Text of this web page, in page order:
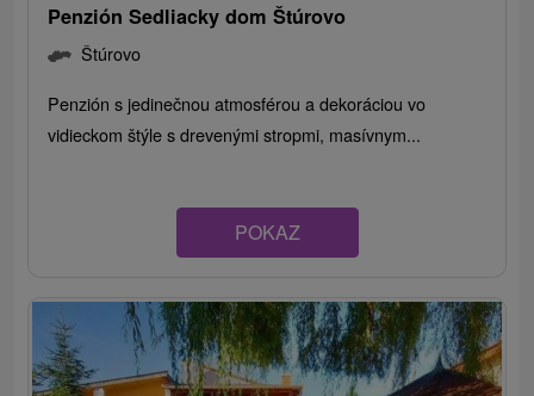
Penzión Sedliacky dom Štúrovo
Štúrovo
Penzión s jedinečnou atmosférou a dekoráciou vo
vidieckom štýle s drevenými stropmi, masívnym...
POKAZ